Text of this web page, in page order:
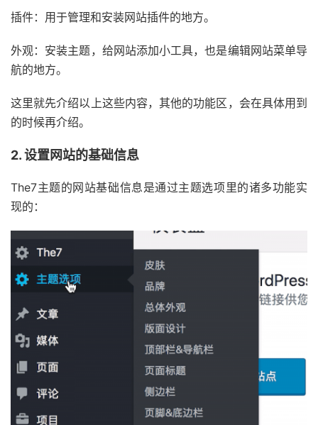
插件：用于管理和安装网站插件的地方。
外观：安装主题，给网站添加小工具，也是编辑网站菜单导
航的地方。
这里就先介绍以上这些内容，其他的功能区，会在具体用到
的时候再介绍。
2. 设置网站的基础信息
The7主题的网站基础信息是通过主题选项里的诸多功能实
现的：